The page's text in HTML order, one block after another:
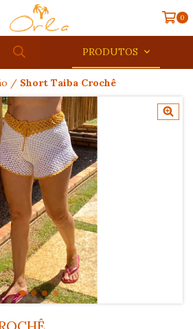
0
PRODUTOS
/ Short Taiba Crochê